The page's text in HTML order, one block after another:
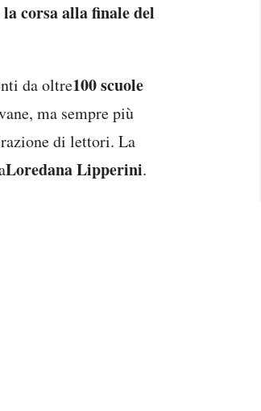
corsa alla finale del
da oltre100 scuole
ma sempre più
di lettori. La
Loredana Lipperini.